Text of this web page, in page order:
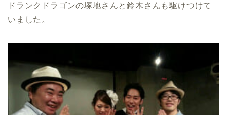
ドランクドラゴンの塚地さんと鈴木さんも駆けつけて
いました。